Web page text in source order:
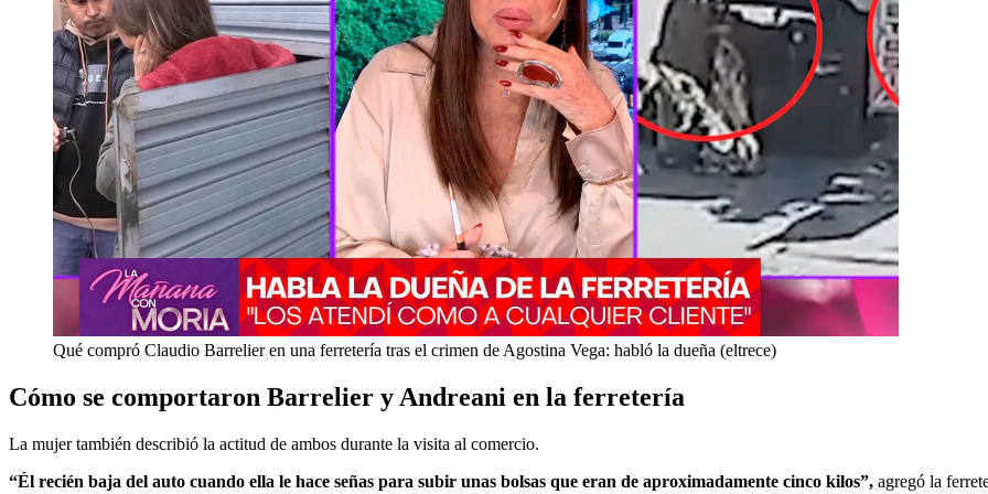
Qué compró Claudio Barrelier en una ferretería tras el crimen de Agostina Vega: habló la dueña (eltrece)
Cómo se comportaron Barrelier y Andreani en la ferretería
La mujer también describió la actitud de ambos durante la visita al comercio.
“Él recién baja del auto cuando ella le hace señas para subir unas bolsas que eran de aproximadamente cinco kilos”, agregó la